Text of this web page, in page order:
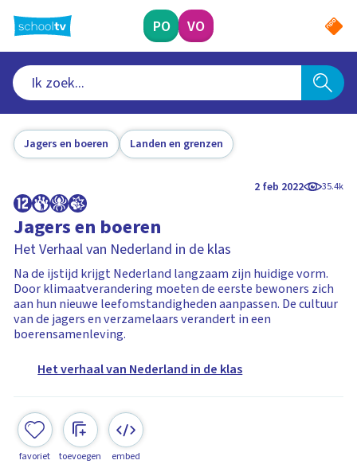
naar
hoofdinhoud
PO VO
Jagers en boeren Landen en grenzen
2 feb 2022 35.4k
Jagers en boeren
Het Verhaal van Nederland in de klas
Na de ijstijd krijgt Nederland langzaam zijn huidige vorm.
Door klimaatverandering moeten de eerste bewoners zich
aan hun nieuwe leefomstandigheden aanpassen. De cultuur
van de jagers en verzamelaars verandert in een
boerensamenleving.
Het verhaal van Nederland in de klas
favoriet toevoegen embed